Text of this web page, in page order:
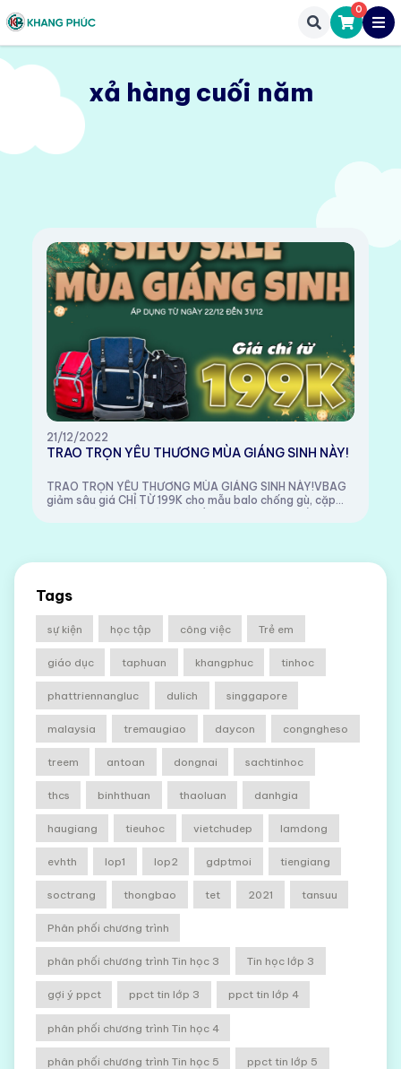
0
xả hàng cuối năm
21/12/2022
TRAO TRỌN YÊU THƯƠNG MÙA GIÁNG SINH NÀY!
TRAO TRỌN YÊU THƯƠNG MÙA GIÁNG SINH NÀY!VBAG
giảm sâu giá CHỈ TỪ 199K cho mẫu balo chống gù, cặp
laptop túi hộp.Và giám giá đồng giá 249K cho tất cả sản
phẩm còn lại trong tại cửa hàng VBAG. ------...
Tags
sự kiện học tập công việc Trẻ em
giáo dục taphuan khangphuc tinhoc
phattriennangluc dulich singgapore
malaysia tremaugiao daycon congngheso
treem antoan dongnai sachtinhoc
thcs binhthuan thaoluan danhgia
haugiang tieuhoc vietchudep lamdong
evhth lop1 lop2 gdptmoi tiengiang
soctrang thongbao tet 2021 tansuu
Phân phối chương trình
phân phối chương trình Tin học 3 Tin học lớp 3
gợi ý ppct ppct tin lớp 3 ppct tin lớp 4
phân phối chương trình Tin học 4
phân phối chương trình Tin học 5 ppct tin lớp 5